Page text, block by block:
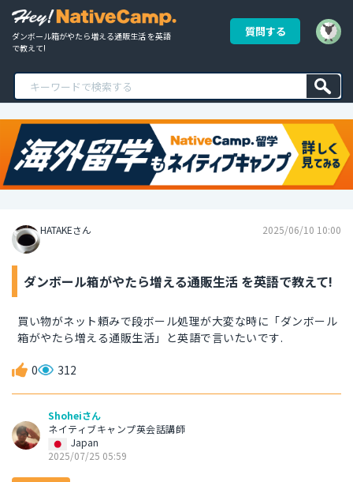
ダンボール箱がやたら増える通販生活 を英語
で教えて!
質問する
HATAKEさん 2025/06/10 10:00
ダンボール箱がやたら増える通販生活 を英語で教えて!
買い物がネット頼みで段ボール処理が大変な時に「ダンボール
箱がやたら増える通販生活」と英語で言いたいです.
0 312
Shoheiさん
ネイティブキャンプ英会話講師
Japan
2025/07/25 05:59